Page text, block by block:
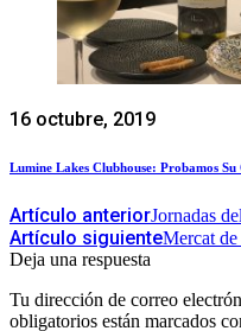
16 octubre, 2019
Lumine Lakes Clubhouse: Probamos Su
Artículo anteriorJornadas
Artículo siguienteMercat
Deja una respuesta
Tu dirección de correo
obligatorios están marcados